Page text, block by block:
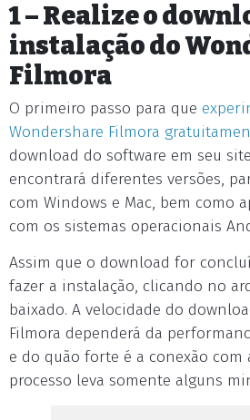
1 – Realize o
instalação do
Filmora
O primeiro passo para que
Wondershare Filmora
download do software em seu
encontrará diferentes versões,
com Windows e Mac, bem como
com os sistemas operacionais
Assim que o download for
fazer a instalação, clicando no
baixado. A velocidade do
Filmora dependerá da
e do quão forte é a conexão com
processo leva somente alguns